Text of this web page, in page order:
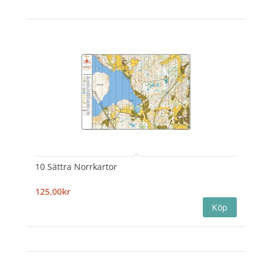
10 Sättra Norrkartor
125,00kr